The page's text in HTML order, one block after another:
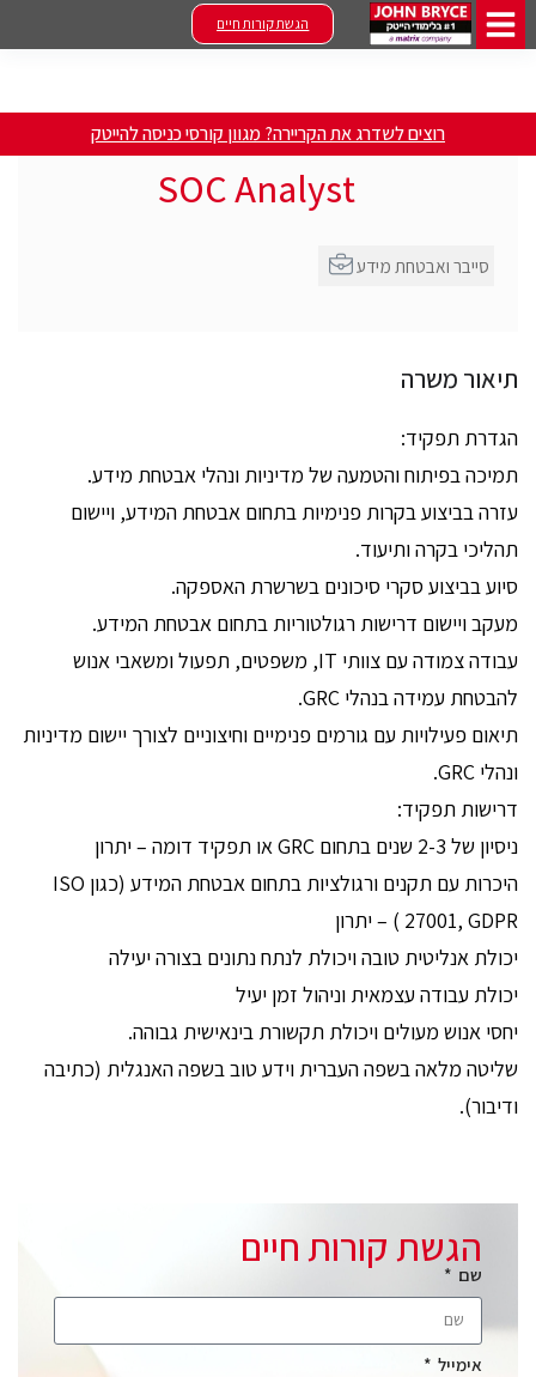
הגשת קורות חיים
רוצים לשדרג את הקריירה? מגוון קורסי כניסה להייטק
SOC Analyst
תיאור משרה
הגדרת תפקיד:
תמיכה בפיתוח והטמעה של מדיניות ונהלי אבטחת מידע.
עזרה בביצוע בקרות פנימיות בתחום אבטחת המידע, ויישום
תהליכי בקרה ותיעוד.
סיוע בביצוע סקרי סיכונים בשרשרת האספקה.
מעקב ויישום דרישות רגולטוריות בתחום אבטחת המידע.
עבודה צמודה עם צוותי IT, משפטים, תפעול ומשאבי אנוש
להבטחת עמידה בנהלי GRC.
תיאום פעילויות עם גורמים פנימיים וחיצוניים לצורך יישום מדיניות
ונהלי GRC.
דרישות תפקיד:
ניסיון של 2-3 שנים בתחום GRC או תפקיד דומה – יתרון
היכרות עם תקנים ורגולציות בתחום אבטחת המידע (כגון ISO
27001, GDPR ) – יתרון
יכולת אנליטית טובה ויכולת לנתח נתונים בצורה יעילה
יכולת עבודה עצמאית וניהול זמן יעיל
יחסי אנוש מעולים ויכולת תקשורת בינאישית גבוהה.
שליטה מלאה בשפה העברית וידע טוב בשפה האנגלית (כתיבה
ודיבור).
הגשת קורות חיים
שם
אימייל